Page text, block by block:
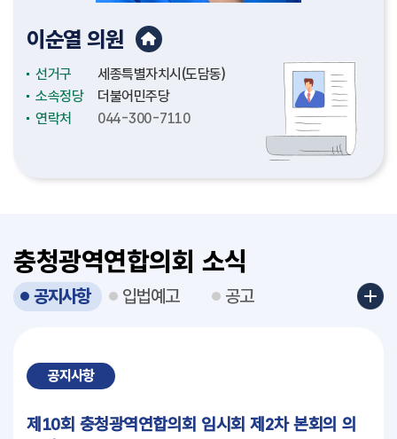
구형서 의원
선거구
충청남도(천안시4)
소속정당
더불어민주당
연락처
041-635-5334
김종욱 의원
선거구
충청남도(논산시2)
소속정당
더불어민주당
연락처
041-635-5156
이병하 의원
선거구
충청남도(천안시2)
소속정당
더불어민주당
연락처
041-635-5226
편삼범 의원
선거구
충청남도(보령시2)
소속정당
국민의힘
연락처
041-635-5327
허철의원
선거구
충청북도(청주시3)
소속정당
더불어민주당
연락처
043-220-5076
정재우 의원
선거구
충청북도(청주시12)
소속정당
더불어민주당
연락처
043-201-5097
김종필 의원
선거구
충청북도(충주시4)
소속정당
국민의힘
연락처
043-220-5133
조중근 의원
선거구
충청북도(충주시3)
소속정당
더불어민주당
연락처
043-220-5142
유인호 의원
선거구
세종특별자치시(보람동)
소속정당
더불어민주당
연락처
044-300-7010
이순열 의원
선거구
세종특별자치시(도담동)
소속정당
더불어민주당
연락처
044-300-7110
윤성규 의원
선거구
세종특별자치시(조치원읍2)
소속정당
더불어민주당
연락처
044-300-7182
김명숙 의원
선거구
세종특별자치시(비례대표)
소속정당
더불어민주당
연락처
044-300-7174
고제열 의원
선거구
대전광역시(중구3)
소속정당
더불어민주당
연락처
042-270-5034
서다운 의원
선거구
대전광역시(서구4)
소속정당
더불어민주당
연락처
042-270-5032
김기흥 의원
선거구
대전광역시(대덕구1)
소속정당
더불어민주당
연락처
042-270-5044
이한영 의원
선거구
대전광역시(서구6)
소속정당
국민의힘
연락처
042-270-5030
충청광역연합의회 소식
공지사항
공지사항
제10회 충청광역연합의회 임시회 제2차 본회의 의
입법예고 공고